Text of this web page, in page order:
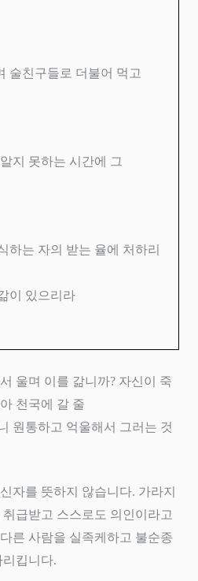
술친구들로 더불어 먹고
지 못하는 시간에 그
하는 자의 받는 율에 처하리
이 있으리라
울며 이를 갊니까? 자신이 죽
천국에 갈 줄
원통하고 억울해서 그러는 것
자를 뜻하지 않습니다. 가라지
급받고 스스로도 의인이라고
른 사람을 실족케하고 불순종
리킵니다.